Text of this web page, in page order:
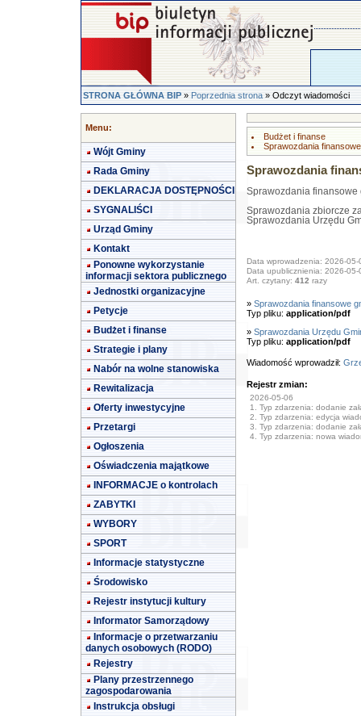
STRONA GŁÓWNA BIP»Poprzednia strona» Odczyt wiadomości
Menu:
Wójt Gminy
Rada Gminy
DEKLARACJA DOSTĘPNOŚCI
SYGNALIŚCI
Urząd Gminy
Kontakt
Ponowne wykorzystanie
informacji sektora publicznego
Jednostki organizacyjne
Petycje
Budżet i finanse
Strategie i plany
Nabór na wolne stanowiska
Rewitalizacja
Oferty inwestycyjne
Przetargi
Ogłoszenia
Oświadczenia majątkowe
INFORMACJE o kontrolach
ZABYTKI
WYBORY
SPORT
Informacje statystyczne
Środowisko
Rejestr instytucji kultury
Informator Samorządowy
Informacje o przetwarzaniu
danych osobowych (RODO)
Rejestry
Plany przestrzennego
zagospodarowania
Instrukcja obsługi
Budżet i finanse
Sprawozdania finansowe
Sprawozdania
Sprawozdania finansowe
Sprawozdania zbiorcze
Sprawozdania Urzędu
Data wprowadzenia: 2026-05-
Data upublicznienia: 2026-05-
Art. czytany: 412 razy
» Sprawozdania finansowe
Typ pliku: application/pdf
» Sprawozdania Urzędu
Typ pliku: application/pdf
Wiadomość wprowadził:
Rejestr zmian:
2026-05-06
1. Typ zdarzenia: dodanie
2. Typ zdarzenia: edycja
3. Typ zdarzenia: dodanie
4. Typ zdarzenia: nowa